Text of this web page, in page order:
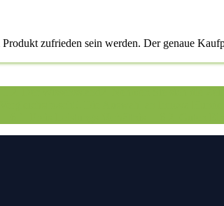
zufrieden sein werden. Der genaue